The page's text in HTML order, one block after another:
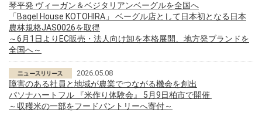
琴平発 ヴィーガン＆ベジタリアンベーグルを全国へ
「Bagel House KOTOHIRA」 ベーグル店として日本初となる日本
農林規格JAS0026を取得
～6月1日よりEC販売・法人向け卸を本格展開、地方発ブランドを
全国へ～
2026.05.08
障害のある社員と地域が農業でつながる機会を創出
パソナハートフル 『米作り体験会』 5月9日柏市で開催
～収穫米の一部をフードパントリーへ寄付～